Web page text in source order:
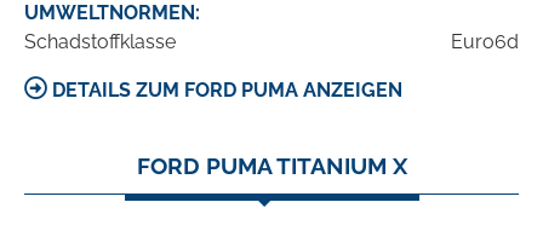
UMWELTNORMEN:
Schadstoffklasse
Euro6d
DETAILS ZUM FORD PUMA ANZEIGEN
FORD PUMA TITANIUM X